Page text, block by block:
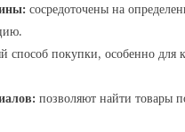
сосредоточены на
способ покупки, особенно для
позволяют найти товары